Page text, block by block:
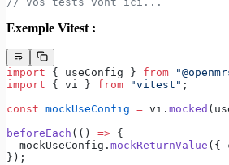
Exemple Vitest :
import { useConfig } from
import { vi } from "vitest" ;
const mockUseConfig = vi. mocked
beforeEach (() => {
  mockUseConfig.
mockReturnValue ({
});